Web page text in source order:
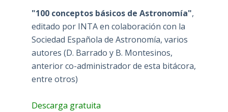
"100 conceptos básicos de Astronomía",
editado por INTA en colaboración con la
Sociedad Española de Astronomía, varios
autores (D. Barrado y B. Montesinos,
anterior co-administrador de esta bitácora,
entre otros)
Descarga gratuita